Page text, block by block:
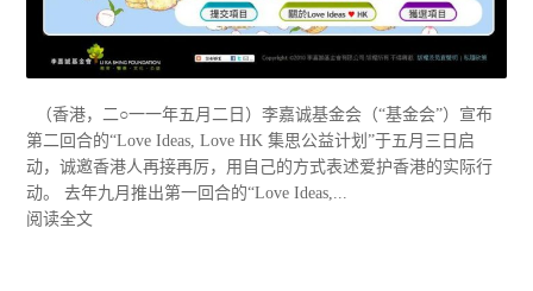
（香港，二○一一年五月二日）李嘉诚基金会（“基金会”）宣布
第二回合的“Love Ideas, Love HK 集思公益计划”于五月三日启
动，诚邀香港人再接再厉，用自己的方式表述爱护香港的实际行
动。 去年九月推出第一回合的“Love Ideas,...
阅读全文